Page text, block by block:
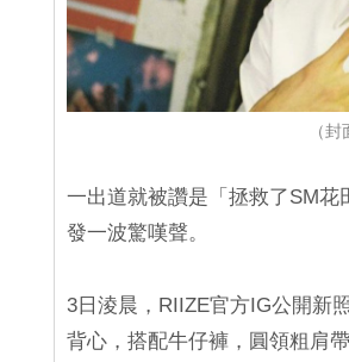
（
一出道就被讚是「拯救了SM
發一波驚嘆聲。
3日淩晨，RIIZE官方IG公開新
背心，搭配牛仔褲，圓領粗肩